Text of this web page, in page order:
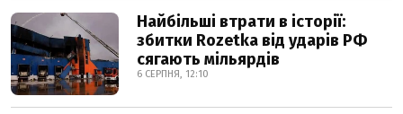
Найбільші втрати в історії:
збитки Rozetka від ударів РФ
сягають мільярдів
6 СЕРПНЯ, 12:10